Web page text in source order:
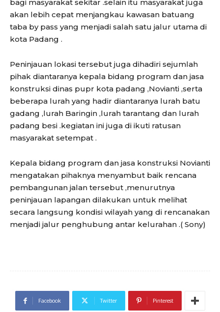
bagi masyarakat sekitar .selain itu masyarakat juga
akan lebih cepat menjangkau kawasan batuang
taba by pass yang menjadi salah satu jalur utama di
kota Padang .
Peninjauan lokasi tersebut juga dihadiri sejumlah
pihak diantaranya kepala bidang program dan jasa
konstruksi dinas pupr kota padang ,Novianti ,serta
beberapa lurah yang hadir diantaranya lurah batu
gadang ,lurah Baringin ,lurah tarantang dan lurah
padang besi .kegiatan ini juga di ikuti ratusan
masyarakat setempat .
Kepala bidang program dan jasa konstruksi Novianti
mengatakan pihaknya menyambut baik rencana
pembangunan jalan tersebut ,menurutnya
peninjauan lapangan dilakukan untuk melihat
secara langsung kondisi wilayah yang di rencanakan
menjadi jalur penghubung antar kelurahan .( Sony)
Facebook Twitter Pinterest